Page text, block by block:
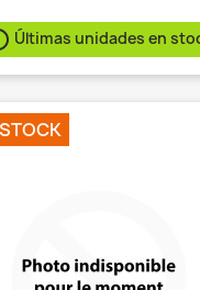
Últimas unidades en